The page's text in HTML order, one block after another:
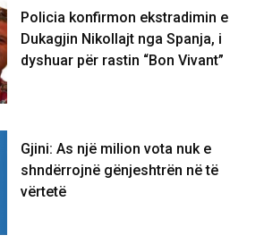
Policia konfirmon ekstradimin e
Dukagjin Nikollajt nga Spanja, i
dyshuar për rastin “Bon Vivant”
Gjini: As një milion vota nuk e
shndërrojnë gënjeshtrën në të
vërtetë